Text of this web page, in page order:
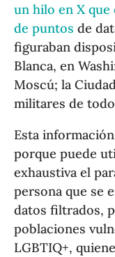
un hilo en X que
de puntos de
figuraban
Blanca, en
Moscú; la
militares de
Esta
porque puede
exhaustiva el
persona que se
datos filtrados,
poblaciones
LGBTIQ+,